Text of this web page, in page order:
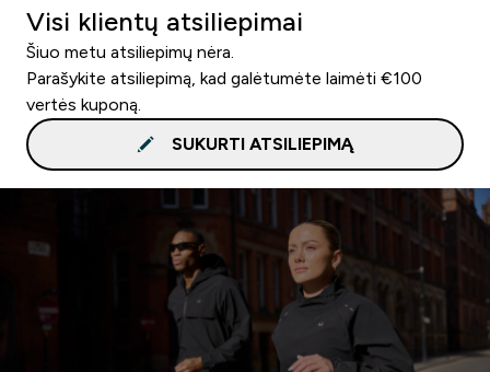
Visi klientų atsiliepimai
Šiuo metu atsiliepimų nėra.
Parašykite atsiliepimą, kad galėtumėte laimėti €100
vertės kuponą.
SUKURTI ATSILIEPIMĄ